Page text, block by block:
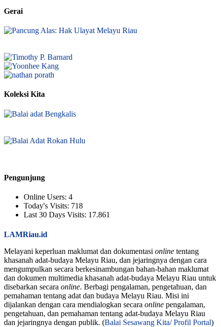
Gerai
Koleksi Kita
Pengunjung
Online Users: 4
Today's Visits: 718
Last 30 Days Visits: 17.861
LAMRiau.id
Melayani keperluan maklumat dan dokumentasi online tentang
khasanah adat-budaya Melayu Riau, dan jejaringnya dengan cara
mengumpulkan secara berkesinambungan bahan-bahan maklumat
dan dokumen multimedia khasanah adat-budaya Melayu Riau untuk
disebarkan secara online. Berbagi pengalaman, pengetahuan, dan
pemahaman tentang adat dan budaya Melayu Riau. Misi ini
dijalankan dengan cara mendialogkan secara online pengalaman,
pengetahuan, dan pemahaman tentang adat-budaya Melayu Riau
dan jejaringnya dengan publik. (Balai Sesawang Kita/ Profil Portal)